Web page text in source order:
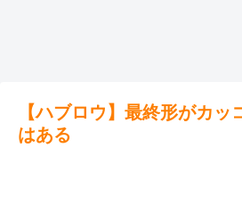
【ハブロウ】最終形がカッ
はある